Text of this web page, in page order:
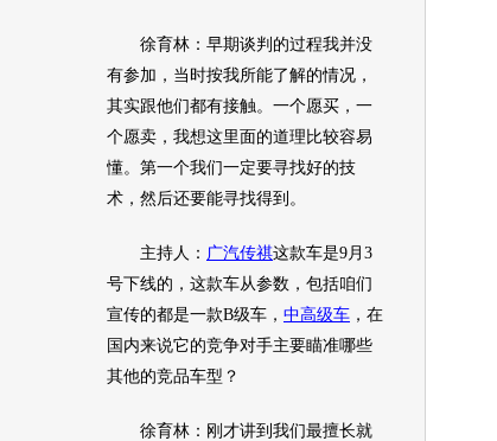
徐育林：早期谈判的过程我并没
有参加，当时按我所能了解的情况，
其实跟他们都有接触。一个愿买，一
个愿卖，我想这里面的道理比较容易
懂。第一个我们一定要寻找好的技
术，然后还要能寻找得到。
主持人： 广汽传祺这款车是9月3
号下线的，这款车从参数，包括咱们
宣传的都是一款B级车 ， 中高级车 ，在
国内来说它的竞争对手主要瞄准哪些
其他的竞品车型？
徐育林：刚才讲到我们最擅长就